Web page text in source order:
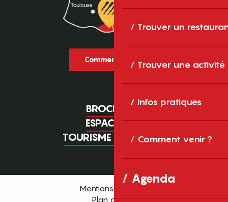
Trouver un
Trouver une activité
Infos pratiques
Comment venir ?
Agenda
Comment venir ?
BROCHURES
ESPACE PRO
TOURISME D'AFFAIRES
Mentions légales
Plan du site